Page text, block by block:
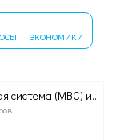
экономики
система (МВС) и...